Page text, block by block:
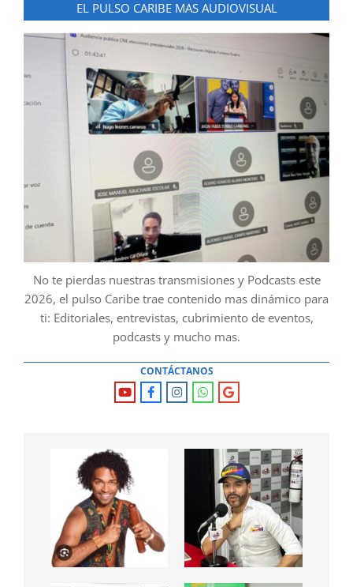
EL PULSO CARIBE MAS AUDIOVISUAL
No te pierdas nuestras transmisiones y Podcasts este
2026, el pulso Caribe trae contenido mas dinámico para
ti: Editoriales, entrevistas, cubrimiento de eventos,
podcasts y mucho mas.
CONTÁCTANOS